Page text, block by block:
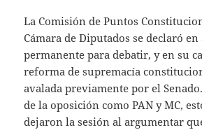
La Comisión de Puntos
Cámara de Diputados se declaró en
permanente para debatir, y en su
reforma de supremacía
avalada previamente por el
de la oposición como PAN y MC,
dejaron la sesión al argumentar